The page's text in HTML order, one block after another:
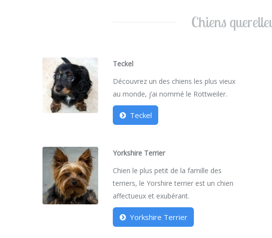
Chiens
Teckel
Découvrez un des chiens les plus vieux
au monde, j’ai nommé le Rottweiler.
Teckel
Yorkshire Terrier
Chien le plus petit de la famille des
terriers, le Yorshire terrier est un chien
affectueux et exubérant.
Yorkshire Terrier